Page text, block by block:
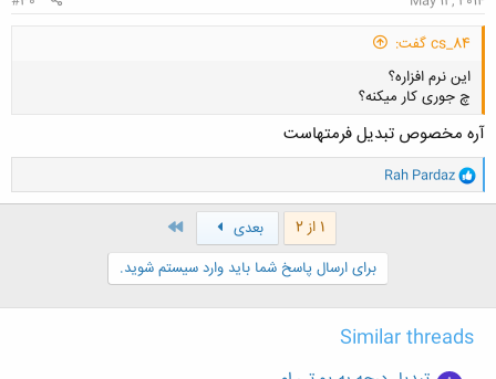
cs_84 گفت:
این نرم افزاره؟
چ جوری کار میکنه؟
کلیک کنید تا باز شود...
آره مخصوص تبدیل فرمتهاست
و
ا
ک
Rah Pardaz
1 از 2 بعدی
برای ارسال پاسخ شما باید وارد سیستم شوید.
Similar threads